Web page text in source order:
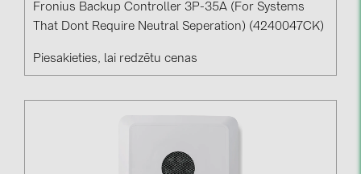
Fronius Backup Controller 3P-35A (For Systems
That Dont Require Neutral Seperation) (4240047CK)
Piesakieties, lai redzētu cenas